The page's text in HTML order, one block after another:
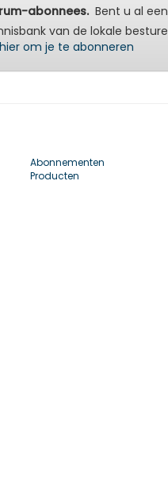
abonnees.Bent u al
van de lokale
om je te abonneren
Abonnementen
Producten